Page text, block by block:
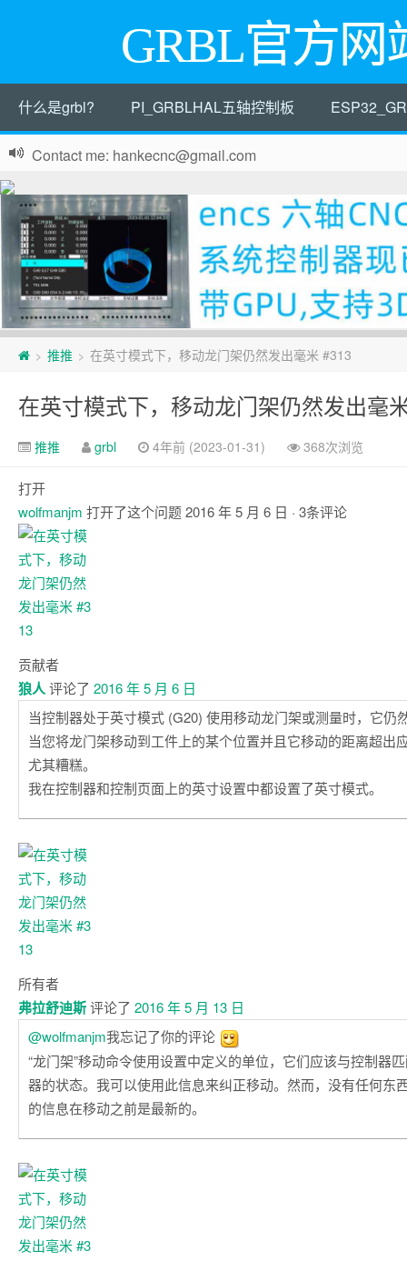
GRBL官方网
什么是grbl? PI_GRBLHAL五轴控制板
Contact me: hankecnc@gmail.com
> 推推 > 在英寸模式下，移动龙门架仍然发出毫米 #313
在英寸模式下，移动龙门架仍然发出毫
推推 grbl 4年前 (2023-01-31) 368次浏览
打开
wolfmanjm 打开了这个问题2016 年 5 月 6 日 · 3条评论
注
释
贡献者
狼人评论了 2016 年 5 月 6 日
当控制器处于英寸模式 (G20) 使用移动龙门架或测量时，它仍
当您将龙门架移动到工件上的某个位置并且它移动的距离超出
尤其糟糕。
我在控制器和控制页面上的英寸设置中都设置了英寸模式。
所有者
弗拉舒迪斯评论了 2016 年 5 月 13 日
@wolfmanjm我忘记了你的评论
“龙门架”移动命令使用设置中定义的单位，它们应该与控制器
器的状态。我可以使用此信息来纠正移动。然而，没有任何东
的信息在移动之前是最新的。